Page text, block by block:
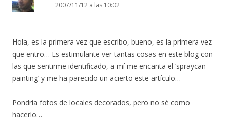
2007/11/12 a las 10:02
Hola, es la primera vez que escribo, bueno, es la primera vez
que entro… Es estimulante ver tantas cosas en este blog con
las que sentirme identificado, a mí me encanta el ‘spraycan
painting’ y me ha parecido un acierto este artículo…
Pondría fotos de locales decorados, pero no sé como
hacerlo…